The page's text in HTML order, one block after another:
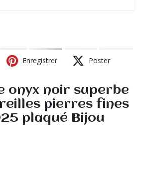
Enregistrer Poster
onyx noir superbe
pierres fines
plaqué Bijou